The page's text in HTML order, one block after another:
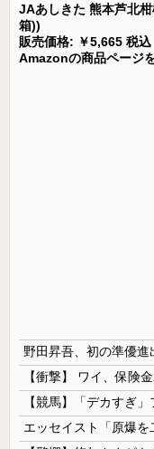
JAあしきた 熊本芦北
箱))
販売価格: ￥5,665 税込
Amazonの商品ページ
野田昇吾、初の準優